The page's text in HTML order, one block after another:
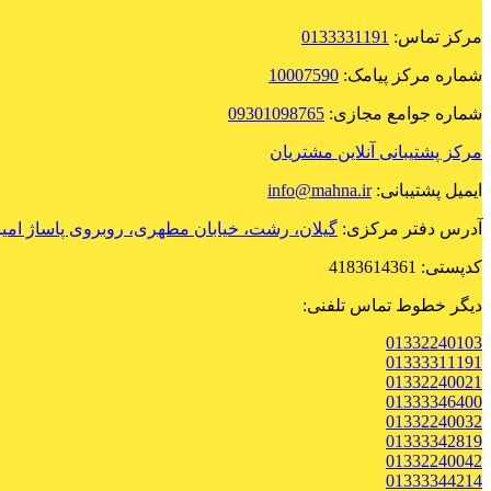
مرکز تماس: 0133331191
شماره مرکز پیامک: 10007590
شماره جوامع مجازی: 09301098765
مرکز پشتیبانی آنلاین مشتریان
ایمیل پشتیبانی:info@mahna.ir
آدرس دفتر مرکزی: گیلان، رشت، خیابان مطهری، روبروی پاساژ
کدپستی: 4183614361
دیگر خطوط تماس تلفنی:
01332240103
01333311191
01332240021
01333346400
01332240032
01333342819
01332240042
01333344214